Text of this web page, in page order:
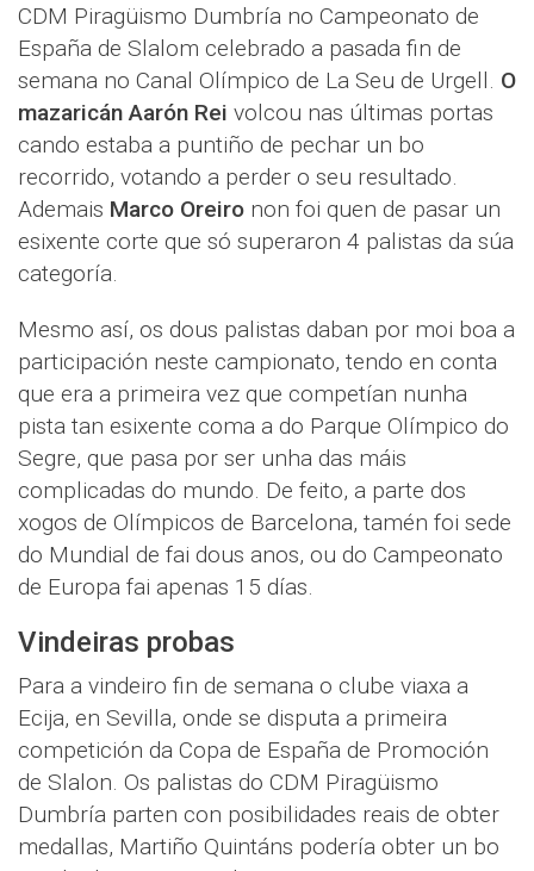
CDM Piragüismo Dumbría no Campeonato de
España de Slalom celebrado a pasada fin de
semana no Canal Olímpico de La Seu de Urgell. O
mazaricán Aarón Rei volcou nas últimas portas
cando estaba a puntiño de pechar un bo
recorrido, votando a perder o seu resultado.
Ademais Marco Oreiro non foi quen de pasar un
esixente corte que só superaron 4 palistas da súa
categoría.
Mesmo así, os dous palistas daban por moi boa a
participación neste campionato, tendo en conta
que era a primeira vez que competían nunha
pista tan esixente coma a do Parque Olímpico do
Segre, que pasa por ser unha das máis
complicadas do mundo. De feito, a parte dos
xogos de Olímpicos de Barcelona, tamén foi sede
do Mundial de fai dous anos, ou do Campeonato
de Europa fai apenas 15 días.
Vindeiras probas
Para a vindeiro fin de semana o clube viaxa a
Ecija, en Sevilla, onde se disputa a primeira
competición da Copa de España de Promoción
de Slalon. Os palistas do CDM Piragüismo
Dumbría parten con posibilidades reais de obter
medallas, Martiño Quintáns podería obter un bo